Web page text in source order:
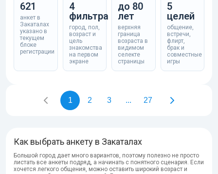
621
анкет в
Закаталах
указано в
текущем
блоке
регистрации
4
фильтра
город, пол,
возраст и
цель
знакомства
на первом
экране
до 80
лет
верхняя
граница
возраста в
видимом
селекте
страницы
5
целей
общение,
встречи,
флирт,
брак и
совместные
игры
1 2 3 ... 27
Как выбрать анкету в Закаталах
Большой город дает много вариантов, поэтому полезно не просто
листать все анкеты подряд, а начинать с понятного сценария. Если
хочется легкого общения, можно оставить широкий возраст и